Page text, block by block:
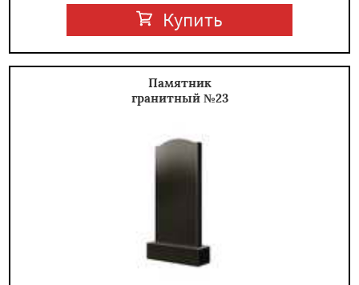
Купить
Памятник
гранитный №23